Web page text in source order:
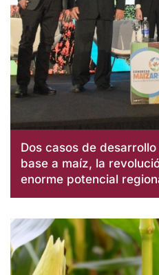
Dos casos de
base a maíz, la
enorme potencial